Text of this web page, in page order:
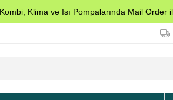
Klima ve Isı Pompalarında Mail Order